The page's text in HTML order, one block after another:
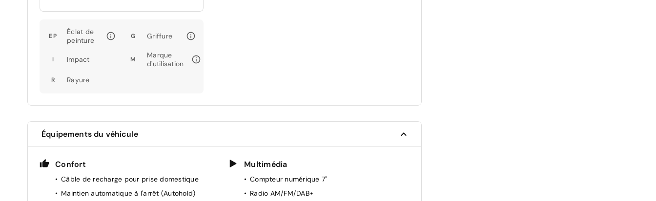
EP
Éclat de
peinture
G Griffure
I Impact M
Marque
d'utilisation
R Rayure
Équipements du véhicule
Confort
Câble de recharge pour prise domestique
Maintien automatique à l'arrêt (Autohold)
Multimédia
Compteur numérique 7"
Radio AM/FM/DAB+